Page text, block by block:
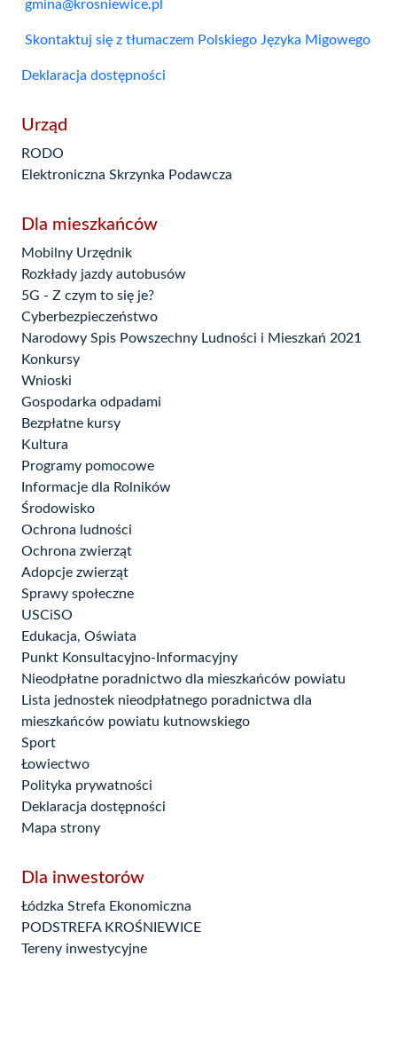
gmina@krosniewice.pl
Skontaktuj się z tłumaczem Polskiego Języka Migowego
Deklaracja dostępności
Urząd
RODO
Elektroniczna Skrzynka Podawcza
Dla mieszkańców
Mobilny Urzędnik
Rozkłady jazdy autobusów
5G - Z czym to się je?
Cyberbezpieczeństwo
Narodowy Spis Powszechny Ludności i Mieszkań 2021
Konkursy
Wnioski
Gospodarka odpadami
Bezpłatne kursy
Kultura
Programy pomocowe
Informacje dla Rolników
Środowisko
Ochrona ludności
Ochrona zwierząt
Adopcje zwierząt
Sprawy społeczne
USCiSO
Edukacja, Oświata
Punkt Konsultacyjno-Informacyjny
Nieodpłatne poradnictwo dla mieszkańców powiatu
Lista jednostek nieodpłatnego poradnictwa dla
mieszkańców powiatu kutnowskiego
Sport
Łowiectwo
Polityka prywatności
Deklaracja dostępności
Mapa strony
Dla inwestorów
Łódzka Strefa Ekonomiczna
PODSTREFA KROŚNIEWICE
Tereny inwestycyjne